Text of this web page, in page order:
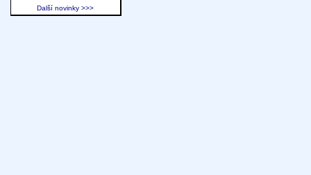
Další novinky >>>